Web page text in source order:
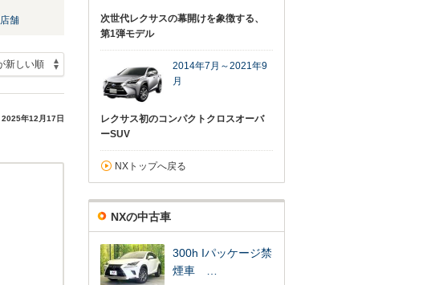
店舗
2025年12月17日
次世代レクサスの幕開けを象徴する、
第1弾モデル
2014年7月～2021年9
月
レクサス初のコンパクトクロスオーバ
ーSUV
NXトップへ戻る
NXの中古車
300h Iパッケージ禁
煙車 …